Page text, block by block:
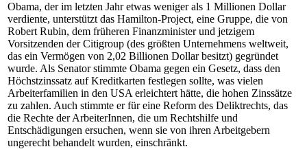
Obama, der im letzten Jahr etwas weniger als 1 Millionen Dollar
verdiente, unterstützt das Hamilton-Project, eine Gruppe, die von
Robert Rubin, dem früheren Finanzminister und jetzigem
Vorsitzenden der Citigroup (des größten Unternehmens weltweit,
das ein Vermögen von 2,02 Billionen Dollar besitzt) gegründet
wurde. Als Senator stimmte Obama gegen ein Gesetz, dass den
Höchstzinssatz auf Kreditkarten festlegen sollte, was vielen
Arbeiterfamilien in den USA erleichtert hätte, die hohen Zinssätze
zu zahlen. Auch stimmte er für eine Reform des Deliktrechts, das
die Rechte der ArbeiterInnen, die um Rechtshilfe und
Entschädigungen ersuchen, wenn sie von ihren Arbeitgebern
ungerecht behandelt wurden, einschränkt.